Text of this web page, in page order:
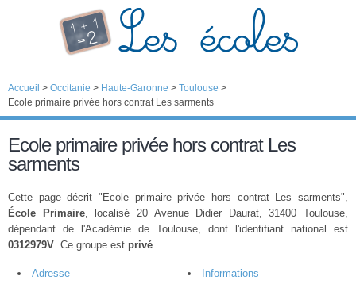
Accueil > Occitanie > Haute-Garonne > Toulouse >
Ecole primaire privée hors contrat Les sarments
Ecole primaire privée hors contrat Les
sarments
Cette page décrit "Ecole primaire privée hors contrat Les sarments",
École Primaire, localisé 20 Avenue Didier Daurat, 31400 Toulouse,
dépendant de l'Académie de Toulouse, dont l'identifiant national est
0312979V. Ce groupe est privé.
Adresse
Informations